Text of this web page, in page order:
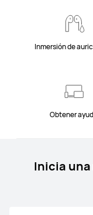
Inmersión de
Obtener
Inicia